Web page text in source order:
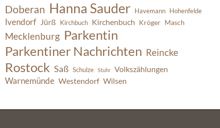
Doberan Hanna Sauder Havemann Hohenfelde
Ivendorf Jürß Kirchbuch Kirchenbuch Kröger Masch
Mecklenburg Parkentin
Parkentiner Nachrichten Reincke
Rostock Saß Schulze Stuhr Volkszählungen
Warnemünde Westendorf Wilsen